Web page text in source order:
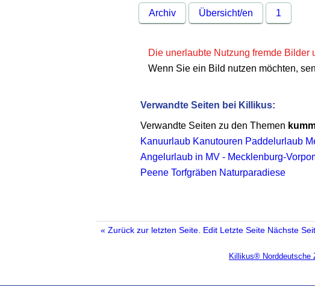
Archiv Übersicht/en 1
Die unerlaubte Nutzung fremde Bilder
Wenn Sie ein Bild nutzen möchten,
Verwandte Seiten bei Killikus:
Verwandte Seiten zu den Themen
Kanuurlaub Kanutouren Paddelurlaub
Angelurlaub in MV - Mecklenburg-
Peene Torfgräben Naturparadiese
« Zurück zur letzten Seite. Edit Letzte Seite Nächste
Killikus® Norddeutsche